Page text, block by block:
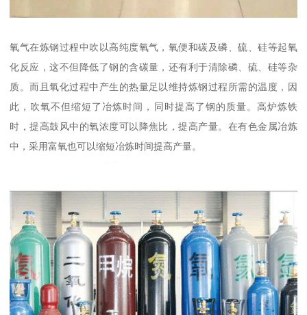
氧气在炼钢过程中吹以高纯度氧气，氧便和碳及磷、硫、硅等起氧
化反应，这不但降低了钢的含碳量，还有利于清除磷、硫、硅等杂
质。而且氧化过程中产生的热量足以维持炼钢过程所需的温度，因
此，吹氧不但缩短了冶炼时间，同时提高了钢的质量。高炉炼铁
时，提高鼓风中的氧浓度可以降焦比，提高产量。在有色金属冶炼
中，采用富氧也可以缩短冶炼时间提高产量。